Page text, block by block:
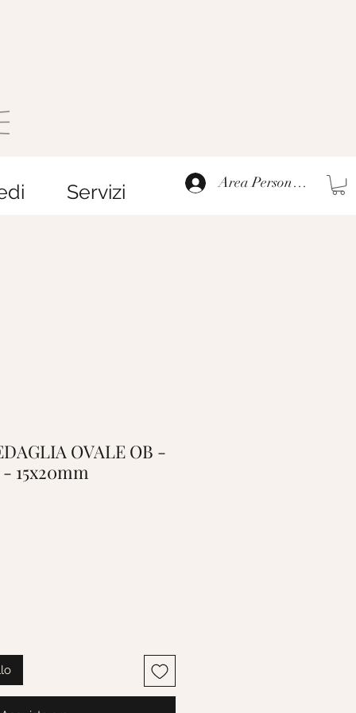
Servizi Area Personale
OVALE OB -
15x20mm